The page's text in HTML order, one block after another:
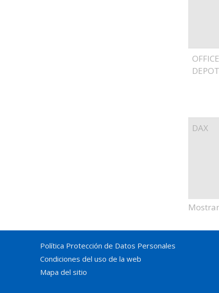
OFFICE
DEPOT
DAX
Política Protección de Datos Personales
Condiciones del uso de la web
Mapa del sitio